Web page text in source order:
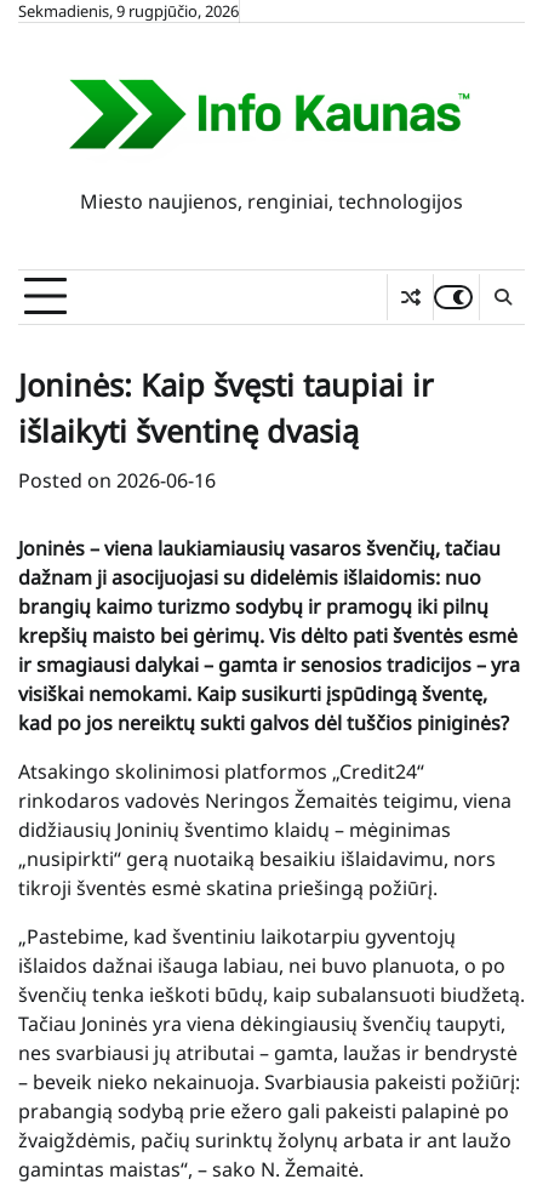
SkipSekmadienis, 9 rugpjūčio, 2026
Miesto naujienos, renginiai, technologijos
Joninės: Kaip švęsti taupiai ir
išlaikyti šventinę dvasią
Posted on 2026-06-16
Joninės – viena laukiamiausių vasaros švenčių, tačiau
dažnam ji asocijuojasi su didelėmis išlaidomis: nuo
brangių kaimo turizmo sodybų ir pramogų iki pilnų
krepšių maisto bei gėrimų. Vis dėlto pati šventės esmė
ir smagiausi dalykai – gamta ir senosios tradicijos – yra
visiškai nemokami. Kaip susikurti įspūdingą šventę,
kad po jos nereiktų sukti galvos dėl tuščios piniginės?
Atsakingo skolinimosi platformos „Credit24“
rinkodaros vadovės Neringos Žemaitės teigimu, viena
didžiausių Joninių šventimo klaidų – mėginimas
„nusipirkti“ gerą nuotaiką besaikiu išlaidavimu, nors
tikroji šventės esmė skatina priešingą požiūrį.
„Pastebime, kad šventiniu laikotarpiu gyventojų
išlaidos dažnai išauga labiau, nei buvo planuota, o po
švenčių tenka ieškoti būdų, kaip subalansuoti biudžetą.
Tačiau Joninės yra viena dėkingiausių švenčių taupyti,
nes svarbiausi jų atributai – gamta, laužas ir bendrystė
– beveik nieko nekainuoja. Svarbiausia pakeisti požiūrį:
prabangią sodybą prie ežero gali pakeisti palapinė po
žvaigždėmis, pačių surinktų žolynų arbata ir ant laužo
gamintas maistas“, – sako N. Žemaitė.